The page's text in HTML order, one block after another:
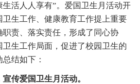
活人人享有”。爱国卫生月活动开
卫生工作、健康教育工作提上重要
职责、落实责任，形成了同心协
生工作局面，促进了校园卫生的
结如下：
爱国卫生月活动。